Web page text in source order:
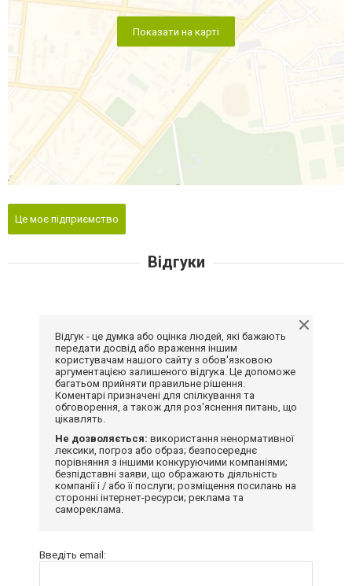
Показати на карті
Це моє підприємство
Відгуки
Відгук - це думка або оцінка людей, які бажають
передати досвід або враження іншим
користувачам нашого сайту з обов'язковою
аргументацією залишеного відгука. Це допоможе
багатьом прийняти правильне рішення.
Коментарі призначені для спілкування та
обговорення, а також для роз'яснення питань, що
цікавлять.
Не дозволяється: використання ненормативної
лексики, погроз або образ; безпосереднє
порівняння з іншими конкуруючими компаніями;
безпідставні заяви, що ображають діяльність
компанії і / або її послуги; розміщення посилань на
сторонні інтернет-ресурси; реклама та
самореклама.
Введіть email: